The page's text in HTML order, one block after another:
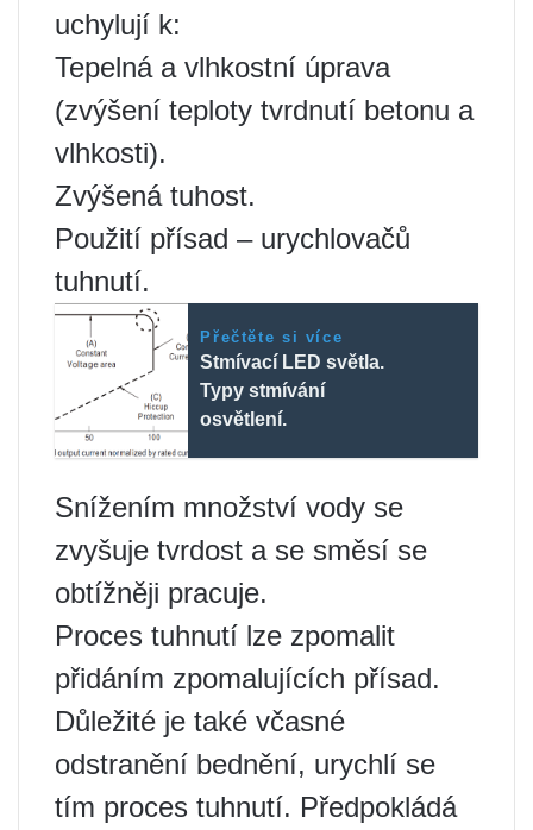
uchylují k:
Tepelná a vlhkostní úprava
(zvýšení teploty tvrdnutí betonu a
vlhkosti).
Zvýšená tuhost.
Použití přísad – urychlovačů
tuhnutí.
Přečtěte si více
Stmívací LED světla.
Typy stmívání
osvětlení.
Snížením množství vody se
zvyšuje tvrdost a se směsí se
obtížněji pracuje.
Proces tuhnutí lze zpomalit
přidáním zpomalujících přísad.
Důležité je také včasné
odstranění bednění, urychlí se
tím proces tuhnutí. Předpokládá